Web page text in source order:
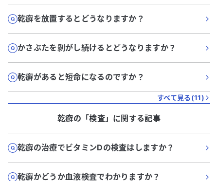
乾癬を放置するとどうなりますか？
かさぶたを剝がし続けるとどうなりますか？
乾癬があると短命になるのですか？
すべて見る(11)
乾癬の「検査」に関する記事
乾癬の治療でビタミンDの検査はしますか？
乾癬かどうか血液検査でわかりますか？